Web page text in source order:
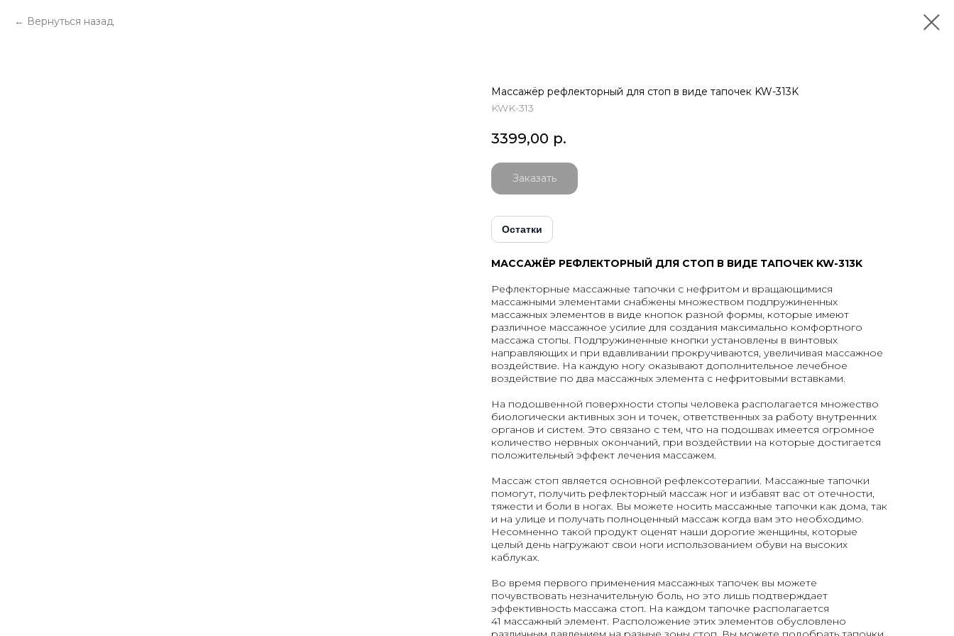
Вернуться назад
Массажёр рефлекторный для стоп в виде тапочек KW-313K
KWK-313
3399,00 р.
Заказать
Остатки
МАССАЖЁР РЕФЛЕКТОРНЫЙ ДЛЯ СТОП В ВИДЕ ТАПОЧЕК KW-313K
Рефлекторные массажные тапочки с нефритом и вращающимися
массажными элементами снабжены множеством подпружиненных
массажных элементов в виде кнопок разной формы, которые имеют
различное массажное усилие для создания максимально комфортного
массажа стопы. Подпружиненные кнопки установлены в винтовых
направляющих и при вдавливании прокручиваются, увеличивая массажное
воздействие. На каждую ногу оказывают дополнительное лечебное
воздействие по два массажных элемента с нефритовыми вставками.
На подошвенной поверхности стопы человека располагается множество
биологически активных зон и точек, ответственных за работу внутренних
органов и систем. Это связано с тем, что на подошвах имеется огромное
количество нервных окончаний, при воздействии на которые достигается
положительный эффект лечения массажем.
Массаж стоп является основной рефлексотерапии. Массажные тапочки
помогут, получить рефлекторный массаж ног и избавят вас от отечности,
тяжести и боли в ногах. Вы можете носить массажные тапочки как дома, так
и на улице и получать полноценный массаж когда вам это необходимо.
Несомненно такой продукт оценят наши дорогие женщины, которые
целый день нагружают свои ноги использованием обуви на высоких
каблуках.
Во время первого применения массажных тапочек вы можете
почувствовать незначительную боль, но это лишь подтверждает
эффективность массажа стоп. На каждом тапочке располагается
41 массажный элемент. Расположение этих элементов обусловлено